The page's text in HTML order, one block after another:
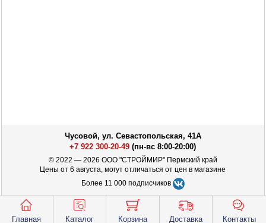
Главная Каталог Корзина Доставка Контакты
Чусовой, ул. Севастопольская, 41А
+7 922 300-20-49 (пн-вс 8:00-20:00)
© 2022 — 2026 ООО "СТРОЙМИР" Пермский край
Цены от 6 августа, могут отличаться от цен в магазине
Более 11 000 подписчиков